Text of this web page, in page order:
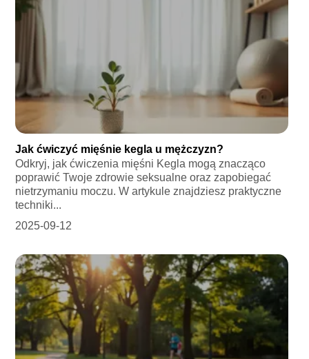
Jak ćwiczyć mięśnie kegla u mężczyzn?
Odkryj, jak ćwiczenia mięśni Kegla mogą znacząco
poprawić Twoje zdrowie seksualne oraz zapobiegać
nietrzymaniu moczu. W artykule znajdziesz praktyczne
techniki...
2025-09-12